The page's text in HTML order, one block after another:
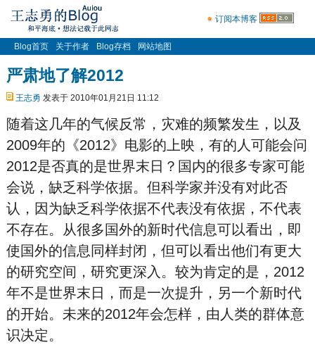
订阅本博客
Blog首页 关于作者 Blog存档 网站地图
严肃地了解2012
王志勇 发表于 2010年01月21日 11:12
随着这几年的气候反常，灾难的频繁发生，以及
2009年的《2012》电影的上映，有的人可能会问
2012是否真的是世界末 日？国内的很多专家可能
会说，缺乏科学依据。但科学家并没有对此否
认，因为缺乏科学依据不代表没有依据，不代表
不存在。从很多国外的新时代信息可以看出，即
使国外的信息同样封闭，但可以看出他们有更大
的研究空间，研究更深入。较为肯定的是，2012
年不是世界末 日，而是一次提升，另一个新时代
的开始。未来的2012年会怎样，由人类的群体意
识决定。